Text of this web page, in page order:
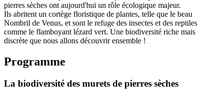
pierres sèches ont aujourd'hui un rôle écologique majeur.
Ils abritent un cortège floristique de plantes, telle que le beau
Nombril de Venus, et sont le refuge des insectes et des reptiles
comme le flamboyant lézard vert. Une biodiversité riche mais
discrète que nous allons découvrir ensemble !
Programme
La biodiversité des murets de pierres sèches